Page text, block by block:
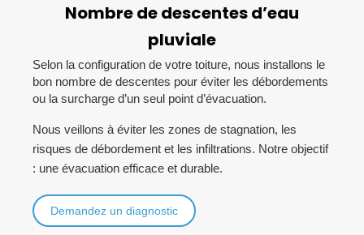
Nombre de descentes d’eau
pluviale
Selon la configuration de votre toiture, nous installons le
bon nombre de descentes pour éviter les débordements
ou la surcharge d’un seul point d’évacuation.
Nous veillons à éviter les zones de stagnation, les
risques de débordement et les infiltrations. Notre objectif
: une évacuation efficace et durable.
Demandez un diagnostic